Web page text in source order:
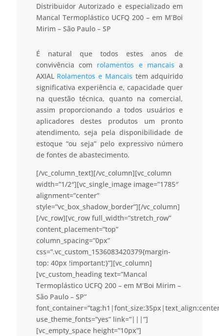
Distribuidor Autorizado e especializado em
Mancal Termoplástico UCFQ 200 – em M’Boi
Mirim – São Paulo – SP
É natural que todos estes anos de
convivência com rolamentos e mancais a
AXIAL Rolamentos e Mancais tem adquirido
significativa experiência e, capacidade quer
na questão técnica, quanto na comercial,
assim proporcionando a todos usuários e
aplicadores destes produtos um pronto
atendimento, seja pela disponibilidade de
estoque “ou seja” pelo expressivo número
de fontes de abastecimento.
[/vc_column_text][/vc_column][vc_column
width=”1/2″][vc_single_image image=”1785″
alignment=”center”
style=”vc_box_shadow_border”][/vc_column]
[/vc_row][vc_row full_width=”stretch_row”
content_placement=”top”
column_spacing=”0px”
css=”.vc_custom_1536083420379{margin-
top: 40px !important;}”][vc_column]
[vc_custom_heading text=”Mancal
Termoplástico UCFQ 200 – em M’Boi Mirim –
São Paulo – SP”
use_theme_fonts=”yes” link=”|||”]
[vc_empty_space height=”10px”]